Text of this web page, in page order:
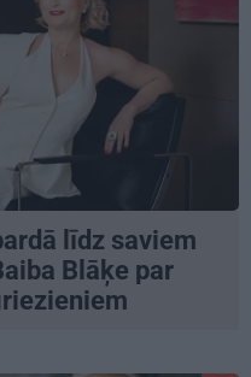
līdz saviem
Blāķe par